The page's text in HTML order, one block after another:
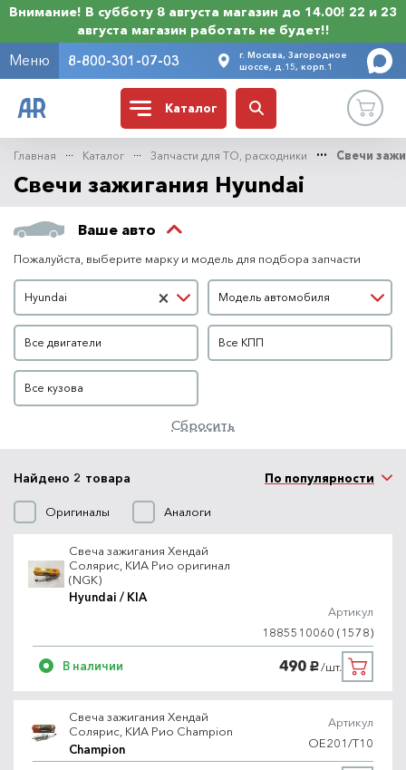
Внимание! В субботу 8 августа магазин до 14.00! 22 и 23
августа магазин работать не будет!!
Меню 8-800-301-07-03
г. Москва, Загородное
шоссе, д.15, корп.1
Каталог
Главная Каталог Запчасти для ТО, расходники Свечи
Свечи зажигания Hyundai
Ваше авто
Пожалуйста, выберите марку и модель для подбора запчасти
Марка автомобиля
×
Hyundai
Модель автомобиля
Модель автомобиля
Двигатель
Все двигатели
КПП
Все КПП
Кузов
Все кузова
Сбросить
Найдено 2 товара
Оригиналы Аналоги
По популярности
Свеча зажигания Хендай
Солярис, КИА Рио оригинал
(NGK)
Hyundai / KIA
Артикул
1885510060 (1578)
В наличии 490 руб./шт.
Свеча зажигания Хендай
Солярис, КИА Рио Champion
Champion
Артикул
OE201/T10